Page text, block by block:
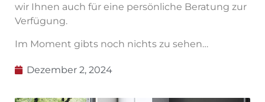
wir Ihnen auch für eine persönliche Beratung zur
Verfügung.
Im Moment gibts noch nichts zu sehen…
Dezember 2, 2024